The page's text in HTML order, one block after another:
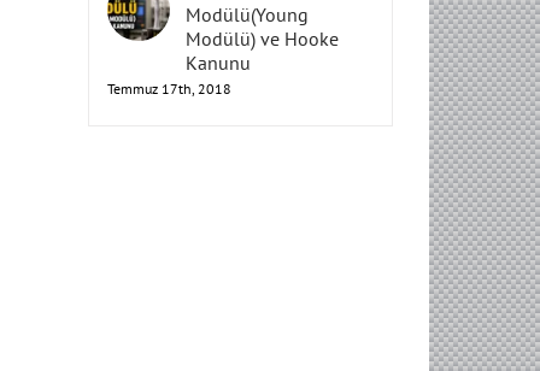
Elastisite
Modülü(Young
Modülü) ve Hooke